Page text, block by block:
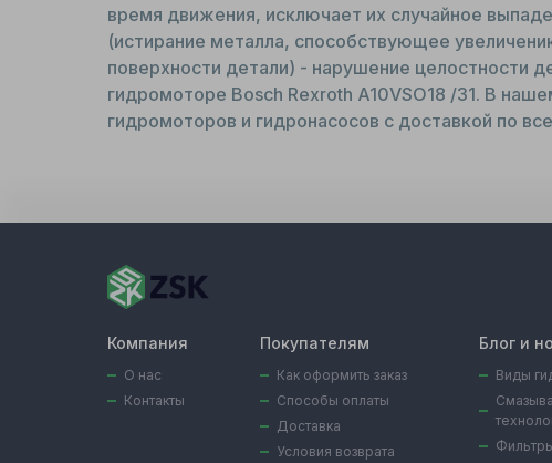
время движения, исключает их случайное
(истирание металла, способствующее
поверхности детали) - нарушение целостности
гидромоторе Bosch Rexroth A10VSO18 /31. В
гидромоторов и гидронасосов с доставкой по
Компания
О нас
Контакты
Покупателям
Как оформить заказ
Способы оплаты
Доставка
Условия возврата
Блог и
Виды